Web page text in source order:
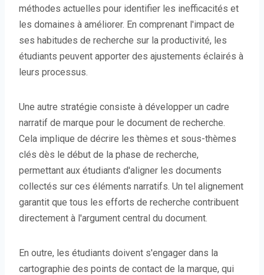
méthodes actuelles pour identifier les inefficacités et
les domaines à améliorer. En comprenant l'impact de
ses habitudes de recherche sur la productivité, les
étudiants peuvent apporter des ajustements éclairés à
leurs processus.
Une autre stratégie consiste à développer un cadre
narratif de marque pour le document de recherche.
Cela implique de décrire les thèmes et sous-thèmes
clés dès le début de la phase de recherche,
permettant aux étudiants d'aligner les documents
collectés sur ces éléments narratifs. Un tel alignement
garantit que tous les efforts de recherche contribuent
directement à l'argument central du document.
En outre, les étudiants doivent s'engager dans la
cartographie des points de contact de la marque, qui